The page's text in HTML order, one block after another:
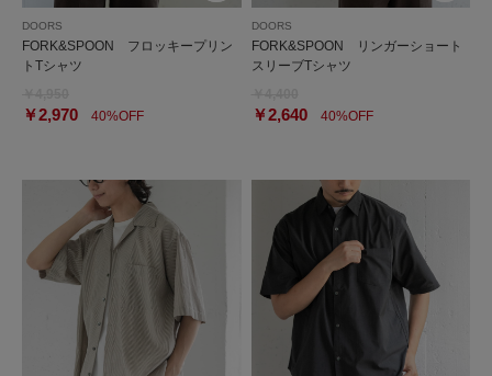
DOORS
FORK&SPOON フロッキープリン
トTシャツ
￥2,970 40%OFF
DOORS
FORK&SPOON リンガーショート
スリーブTシャツ
￥2,64040%OFF